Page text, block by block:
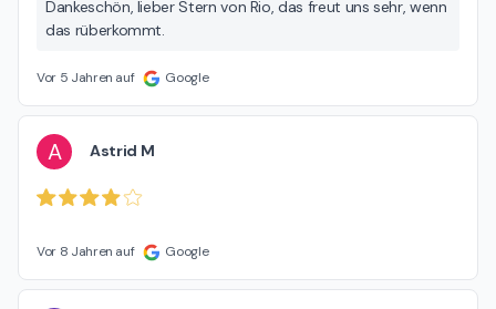
Dankeschön, lieber Stern von Rio, das freut uns sehr, wenn
das rüberkommt.
Vor 5 Jahren auf Google
A Astrid M
Vor 8 Jahren auf Google